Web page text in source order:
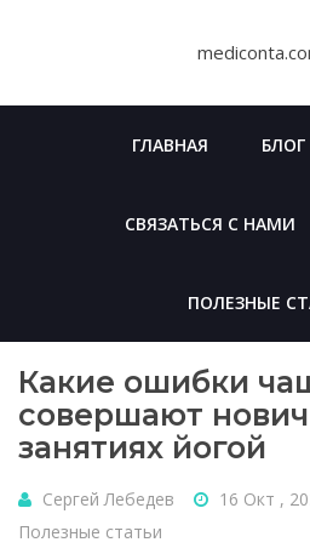
ГЛАВНАЯ БЛОГ
СВЯЗАТЬСЯ С НАМИ
ПОЛЕЗНЫЕ
Какие ошибки
совершают
занятиях йогой
Сергей Лебедев 16 Окт ,
Полезные статьи